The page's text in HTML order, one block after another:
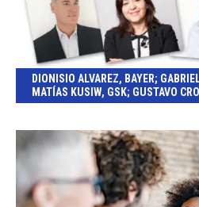
DIONISIO ALVAREZ, BAYER;
MATÍAS KUSIW, GSK; GUSTAVO